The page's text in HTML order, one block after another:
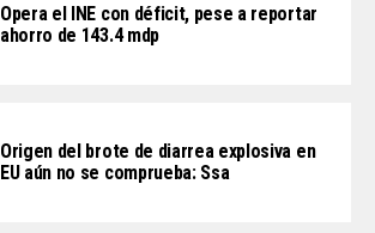
Opera el INE con déficit, pese a reportar
ahorro de 143.4 mdp
Origen del brote de diarrea explosiva en
EU aún no se comprueba: Ssa